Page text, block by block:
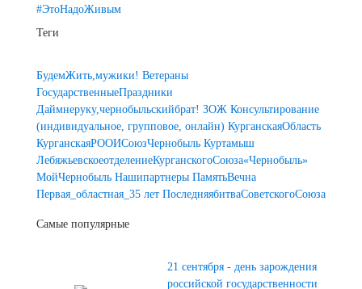
#ЭтоНадоЖивым
Теги
БудемЖить,мужики! Ветераны
ГосударственныеПраздники
Даймнеруку,чернобыльскийбрат! ЗОЖ Консультирование
(индивидуальное, групповое, онлайн) КурганскаяОбласть
КурганскаяРООИСоюзЧернобыль Куртамыш
ЛебяжьевскоеотделениеКурганскогоСоюза«Чернобыль»
МойЧернобыль Нашипартнеры ПамятьВечна
Первая_областная_35 лет ПоследняябитваСоветскогоСоюза
Самые популярные
21 сентября - день зарождения
российской государственности